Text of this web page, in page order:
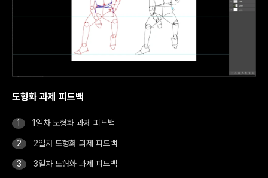
도형화 과제 피드백
1일차 도형화 과제 피드백
2일차 도형화 과제 피드백
3일차 도형화 과제 피드백